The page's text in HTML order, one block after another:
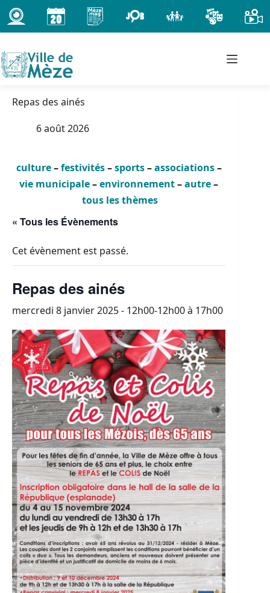
Passer
au
contenu
Repas des ainés
6 août 2026
culture–festivités–sports–associations–
vie municipale–environnement–autre–
tous les thèmes
« Tous les Évènements
Cet évènement est passé.
Repas des ainés
mercredi 8 janvier 2025 - 12h00-12h00à 17h00